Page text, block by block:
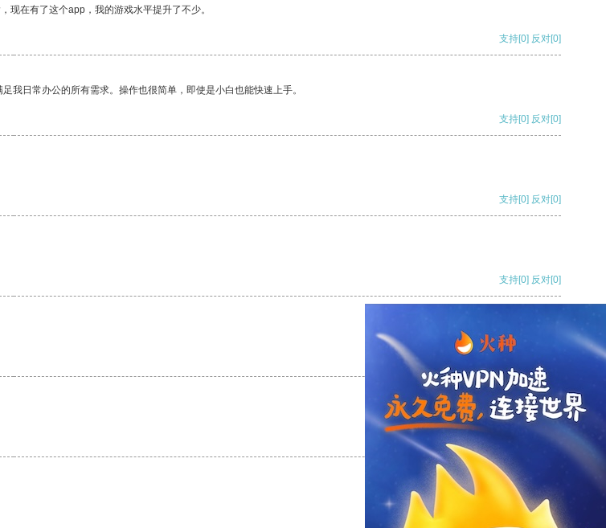
现在有了这个app，我的游戏水平提升了不少。
支持[0] 反对[0]
我日常办公的所有需求。操作也很简单，即使是小白也能快速上手。
支持[0] 反对[0]
支持[0] 反对[0]
支持[0] 反对[0]
反对
反对[0]